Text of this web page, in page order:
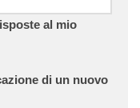
al mio
di un nuovo